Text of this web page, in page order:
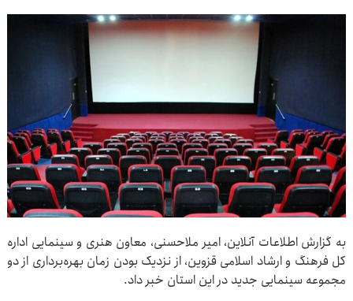
به گزارش اطلاعات آنلاین، امیر ملاحسنی، معاون هنری و سینمایی اداره
کل فرهنگ و ارشاد اسلامی قزوین، از نزدیک بودن زمان بهره‌برداری از دو
مجموعه سینمایی جدید در این استان خبر داد.